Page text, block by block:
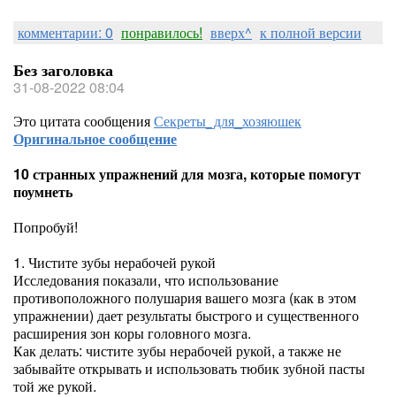
комментарии: 0 понравилось! вверх^ к полной версии
Без заголовка
31-08-2022 08:04
Это цитата сообщенияСекреты_для_хозяюшек
Оригинальное сообщение
10 странных упражнений для мозга, которые помогут
поумнеть
Попробуй!
1. Чистите зубы нерабочей рукой
Исследования показали, что использование
противоположного полушария вашего мозга (как в этом
упражнении) дает результаты быстрого и существенного
расширения зон коры головного мозга.
Как делать: чистите зубы нерабочей рукой, а также не
забывайте открывать и использовать тюбик зубной пасты
той же рукой.